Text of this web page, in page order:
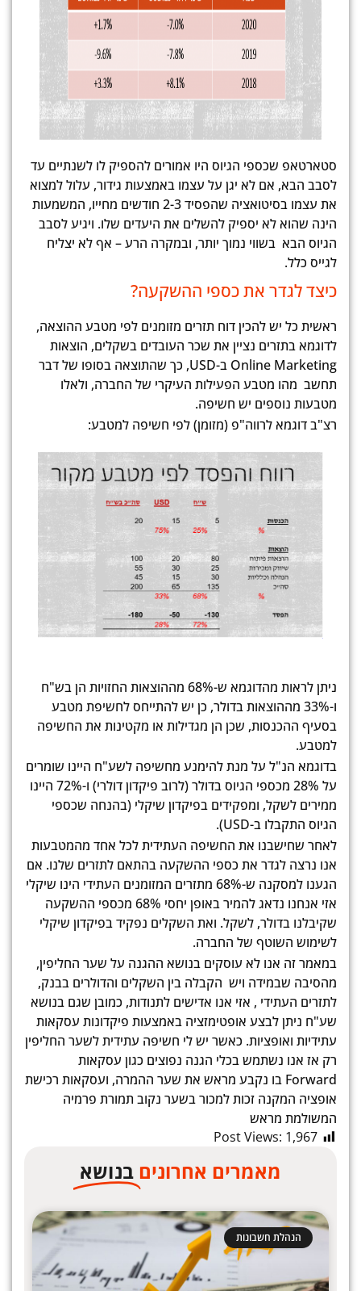
סטארטאפ שכספי הגיוס היו אמורים להספיק לו לשנתיים עד
לסבב הבא, אם לא יגן על עצמו באמצעות גידור, עלול למצוא
את עצמו בסיטואציה שהפסיד 2-3 חודשים מחייו, המשמעות
הינה שהוא לא יספיק להשלים את היעדים שלו. ויגיע לסבב
הגיוס הבא בשווי נמוך יותר, ובמקרה הרע – אף לא יצליח
לגייס כלל.
כיצד לגדר את כספי ההשקעה?
ראשית כל יש להכין דוח תזרים מזומנים לפי מטבע ההוצאה,
לדוגמא בתזרים נציין את שכר העובדים בשקלים, הוצאות
Online Marketing ב-USD, כך שהתוצאה בסופו של דבר
תחשב מהו מטבע הפעילות העיקרי של החברה, ולאלו
מטבעות נוספים יש חשיפה.
רצ"ב דוגמא לרווה"פ (מזומן) לפי חשיפה למטבע:
ניתן לראות מהדוגמא ש-68% מההוצאות החזויות הן בש"ח
ו-33% מההוצאות בדולר, כן יש להתייחס לחשיפת מטבע
בסעיף ההכנסות, שכן הן מגדילות או מקטינות את החשיפה
למטבע.
בדוגמא הנ"ל על מנת להימנע מחשיפה לשע"ח היינו שומרים
על 28% מכספי הגיוס בדולר (לרוב פיקדון דולרי) ו-72% היינו
ממירים לשקל, ומפקידים בפיקדון שיקלי (בהנחה שכספי
הגיוס התקבלו ב-USD).
לאחר שחישבנו את החשיפה העתידית לכל אחד מהמטבעות
אנו נרצה לגדר את כספי ההשקעה בהתאם לתזרים שלנו. אם
הגענו למסקנה ש-68% מתזרים המזומנים העתידי הינו שיקלי
אזי אנחנו נדאג להמיר באופן יחסי 68% מכספי ההשקעה
שקיבלנו בדולר, לשקל. ואת השקלים נפקיד בפיקדון שיקלי
לשימוש השוטף של החברה.
במאמר זה אנו לא עוסקים בנושא ההגנה על שער החליפין,
מהסיבה שבמידה ויש הקבלה בין השקלים והדולרים בבנק,
לתזרים העתידי , אזי אנו אדישים לתנודות, כמובן שגם בנושא
שע"ח ניתן לבצע אופטימזציה באמצעות פיקדונות עסקאות
עתידיות ואופציות. כאשר יש לי חשיפה עתידית לשער החליפין
רק אז אנו נשתמש בכלי הגנה נפוצים כגון עסקאות
Forward בו נקבע מראש את שער ההמרה, ועסקאות רכישת
אופציה המקנה זכות למכור בשער נקוב תמורת פרמיה
המשולמת מראש
Post Views: 1,967
מאמרים אחרונים בנושא
הנהלת חשבונות